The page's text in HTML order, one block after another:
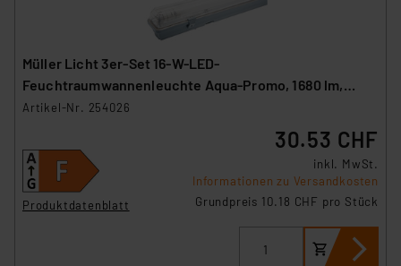
Müller Licht 3er-Set 16-W-LED-
Feuchtraumwannenleuchte Aqua-Promo, 1680 lm,
4000 K, IP65, 120 cm
Artikel-Nr. 254026
Produktdatenblatt
30.53 CHF
inkl. MwSt.
Informationen zu Versandkosten
Grundpreis 10.18 CHF pro Stück